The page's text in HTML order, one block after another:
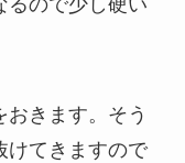
きます。そう
けてきますので